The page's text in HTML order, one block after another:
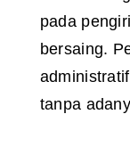
pada
bersaing.
tanpa